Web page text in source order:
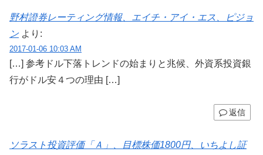
野村證券レーティング情報、エイチ・アイ・エス、ピジョ
ン より:
2017-01-06 10:03 AM
[…] 参考ドル下落トレンドの始まりと兆候、外資系投資銀
行がドル安４つの理由 […]
返信
ソラスト投資評価「Ａ」、目標株価1800円、いちよし証